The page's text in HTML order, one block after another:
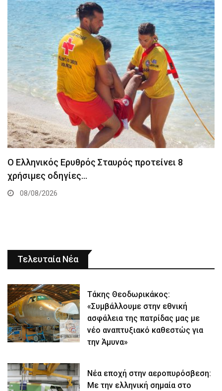
Ο Ελληνικός Ερυθρός Σταυρός προτείνει 8
χρήσιμες οδηγίες…
08/08/2026
Τελευταία Νέα
Τάκης Θεοδωρικάκος:
«Συμβάλλουμε στην εθνική
ασφάλεια της πατρίδας μας με
νέο αναπτυξιακό καθεστώς για
την Άμυνα»
Νέα εποχή στην αεροπυρόσβεση:
Με την ελληνική σημαία στο